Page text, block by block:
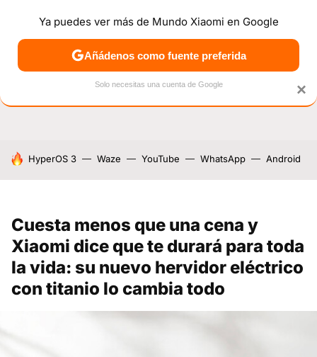
NOTICIAS MÓVILES TUTORIALES OFERTAS
HOY SE HABLA DE
HyperOS 3 Waze YouTube WhatsApp Android
Cuesta menos que una cena y
Xiaomi dice que te durará para toda
la vida: su nuevo hervidor eléctrico
con titanio lo cambia todo
×
Ya puedes ver más de Mundo Xiaomi en Google
Añádenos como fuente preferida
Solo necesitas una cuenta de Google